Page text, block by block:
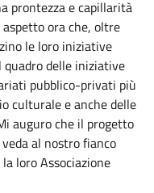
prontezza e capillarità
ora che, oltre
le loro iniziative
quadro delle iniziative
pubblico-privati più
culturale e anche delle
auguro che il progetto
al nostro fianco
loro Associazione